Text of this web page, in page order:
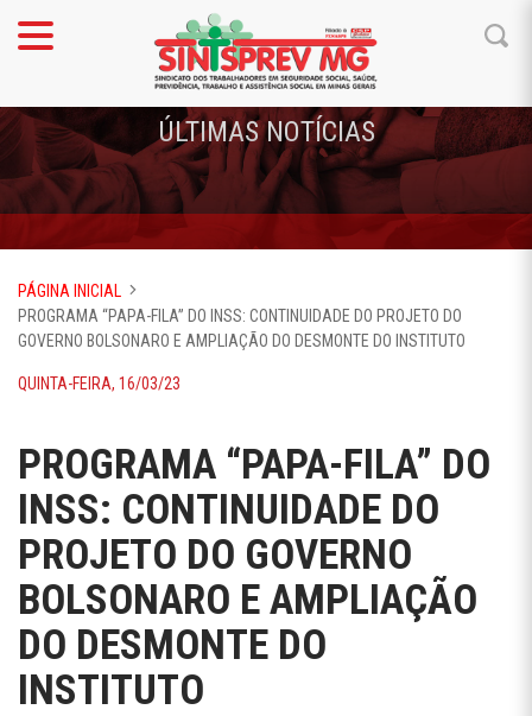
ÚLTIMAS NOTÍCIAS
PÁGINA INICIAL
PROGRAMA “PAPA-FILA” DO INSS: CONTINUIDADE DO PROJETO DO
GOVERNO BOLSONARO E AMPLIAÇÃO DO DESMONTE DO INSTITUTO
QUINTA-FEIRA, 16/03/23
PROGRAMA “PAPA-FILA” DO
INSS: CONTINUIDADE DO
PROJETO DO GOVERNO
BOLSONARO E AMPLIAÇÃO
DO DESMONTE DO
INSTITUTO